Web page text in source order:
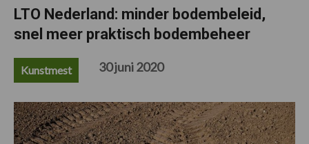
LTO Nederland: minder bodembeleid,
snel meer praktisch bodembeheer
Kunstmest 30 juni 2020